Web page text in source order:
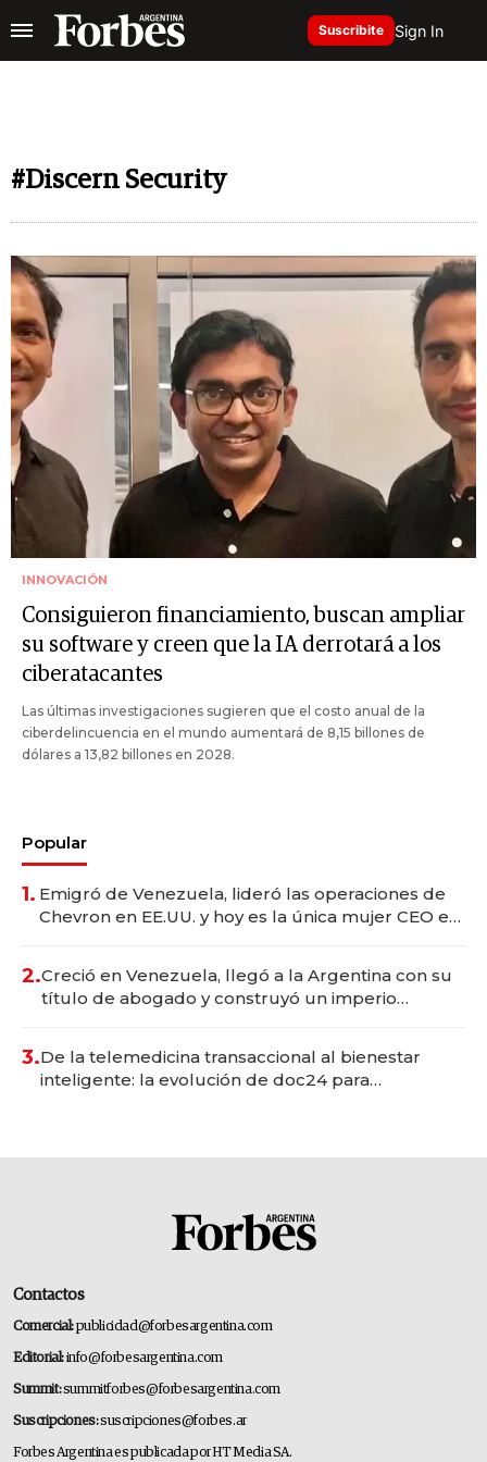
Suscribite Sign In
#Discern Security
INNOVACIÓN
Consiguieron financiamiento, buscan ampliar
su software y creen que la IA derrotará a los
ciberatacantes
Las últimas investigaciones sugieren que el costo anual de la
ciberdelincuencia en el mundo aumentará de 8,15 billones de
dólares a 13,82 billones en 2028.
Popular
1. Emigró de Venezuela, lideró las operaciones de
Chevron en EE.UU. y hoy es la única mujer CEO en
2.Creció en Venezuela, llegó a la Argentina con su
título de abogado y construyó un imperio
3.De la telemedicina transaccional al bienestar
inteligente: la evolución de doc24 para
Contactos
Comercial:publicidad@forbesargentina.com
Editorial:info@forbesargentina.com
Summit:summitforbes@forbesargentina.com
Suscripciones:suscripciones@forbes.ar
Forbes Argentina es publicada por HT Media SA.